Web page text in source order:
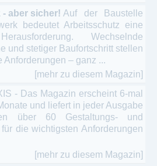
aber sicher! Auf der Baustelle
bedeutet Arbeitsschutz eine
Wechselnde
und stetiger Baufortschritt stellen
Anforderungen – ganz ...
[mehr zu diesem Magazin]
- Das Magazin erscheint 6-mal
und liefert in jeder Ausgabe
über 60 Gestaltungs- und
die wichtigsten Anforderungen
[mehr zu diesem Magazin]